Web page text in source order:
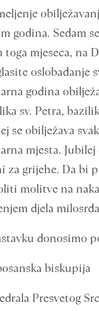
godina. Sedam
toga mjeseca, na
oslobađanje
godina
sv. Petra,
se obilježava
mjesta.
za grijehe. Da bi
molitve na
djela
donosimo
biskupija
Presvetog